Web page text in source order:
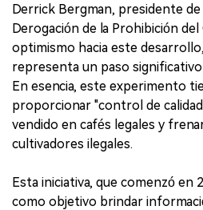
Derrick Bergman, presidente de
Derogación de la Prohibición
optimismo hacia este
representa un paso
En esencia, este experimento
proporcionar "control de
vendido en cafés legales y
cultivadores ilegales.
Esta iniciativa, que comenzó en
como objetivo brindar